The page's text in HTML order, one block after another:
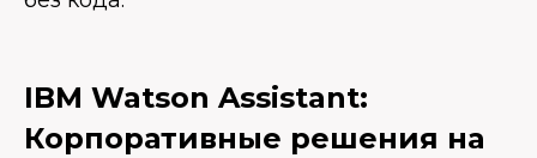
IBM Watson Assistant:
Корпоративные решения на